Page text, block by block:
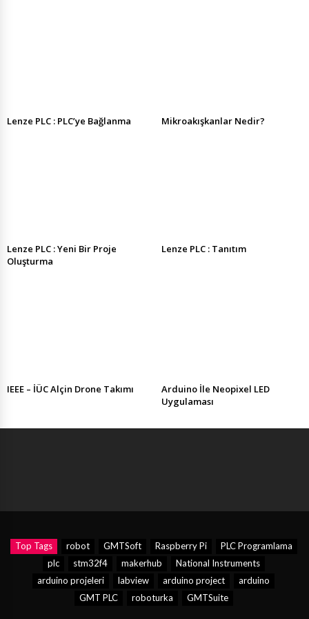
Lenze PLC : PLC’ye Bağlanma Mikroakışkanlar Nedir?
Lenze PLC : Yeni Bir Proje
Oluşturma
Lenze PLC : Tanıtım
IEEE – İÜC Alçin Drone Takımı
Arduino İle Neopixel LED
Uygulaması
Top Tags robot GMTSoft Raspberry Pi
PLC Programlama
plc
stm32f4 makerhub
National Instruments
arduino projeleri
labview arduino project
arduino
GMT PLC
roboturka GMTSuite